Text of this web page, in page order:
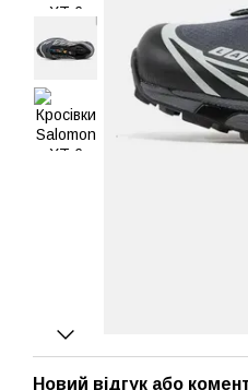
Новий відгук або